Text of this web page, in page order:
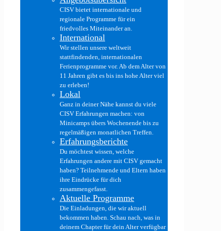
CISV bietet internationale und
regionale Programme für ein
friedvolles Miteinander an.
International
Wir stellen unsere weltweit
stattfindenden, internationalen
Ferienprogramme vor. Ab dem Alter von
11 Jahren gibt es bis ins hohe Alter viel
zu erleben!
Lokal
Ganz in deiner Nähe kannst du viele
CISV Erfahrungen machen: von
Minicamps übers Wochenende bis zu
regelmäßigen monatlichen Treffen.
Erfahrungsberichte
Du möchtest wissen, welche
Erfahrungen andere mit CISV gemacht
haben? Teilnehmende und Eltern haben
ihre Eindrücke für dich
zusammengefasst.
Aktuelle Programme
Die Einladungen, die wir aktuell
bekommen haben. Schau nach, was in
deinem Chapter für dein Alter verfügbar